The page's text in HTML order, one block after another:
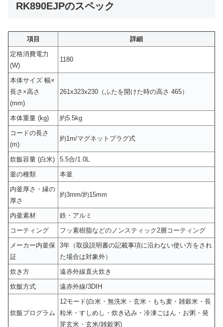
RK890EJPのスペック
項目
詳細
定格消費電力
(W)
1180
本体サイズ 幅×
長さ×高さ
(mm)
261x323x230（ふたを開けた時の高さ 465）
本体重量 (kg)
約5.5kg
コードの長さ
(m)
約1m/マグネットプラグ式
炊飯容量 (白米)
5.5合/1.0L
釜の種類
本釜
内釜厚さ・縁の
厚さ
約3mm/約15mm
内釜素材
鉄・アルミ
コーティング
フッ素樹脂などのノンスティック2層コーティング
メーカー内釜保
証
3年（取扱説明書の記載事項に沿わない使い方をされ
た場合は対象外）
炊き方
遠赤外線直火炊き
炊飯方式
遠赤外線/3DIH
炊飯プログラム
12モード(白米・無洗米・玄米・もち麦・雑穀米・長
粒米・すしめし・炊き込み・冷凍ごはん・お粥・発
芽玄米・玄米/雑穀粥)